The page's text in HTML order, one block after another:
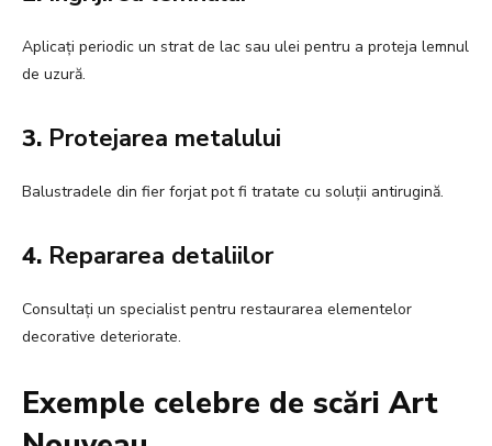
Aplicați periodic un strat de lac sau ulei pentru a proteja lemnul
de uzură.
3. Protejarea metalului
Balustradele din fier forjat pot fi tratate cu soluții antirugină.
4. Repararea detaliilor
Consultați un specialist pentru restaurarea elementelor
decorative deteriorate.
Exemple celebre de scări Art